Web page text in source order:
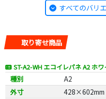
すべてのバリ
取り寄せ商品
ST-A2-WH エコイレパネ A2 ホ
種別
A2
外寸
428×602mm